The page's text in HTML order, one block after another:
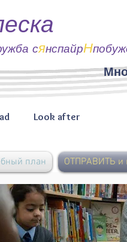
сянспайрН
Look after
план ОТПРАВИТЬ и